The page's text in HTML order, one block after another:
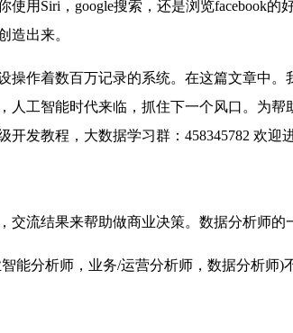
用Siri，google搜索，还是浏览facebook
造出来。
作着数百万记录的系统。在这篇文章中
工智能时代来临，抓住下一个风口。为
发教程，大数据学习群：458345782 欢迎
流结果来帮助做商业决策。数据分析师的
能分析师，业务/运营分析师，数据分析师